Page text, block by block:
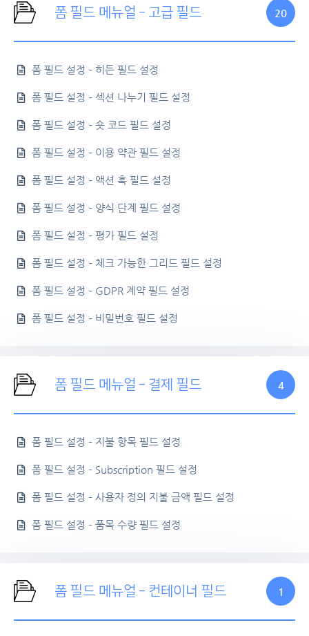
폼 필드 메뉴얼 – 고급 필드 20
폼 필드 설정 – 히든 필드 설정
폼 필드 설정 – 섹션 나누기 필드 설정
폼 필드 설정 – 숏 코드 필드 설정
폼 필드 설정 – 이용 약관 필드 설정
폼 필드 설정 – 액션 훅 필드 설정
폼 필드 설정 – 양식 단계 필드 설정
폼 필드 설정 – 평가 필드 설정
폼 필드 설정 – 체크 가능한 그리드 필드 설정
폼 필드 설정 – GDPR 계약 필드 설정
폼 필드 설정 – 비밀번호 필드 설정
폼 필드 메뉴얼 – 결제 필드 4
폼 필드 설정 – 지불 항목 필드 설정
폼 필드 설정 – Subscription 필드 설정
폼 필드 설정 – 사용자 정의 지불 금액 필드 설정
폼 필드 설정 – 품목 수량 필드 설정
폼 필드 메뉴얼 – 컨테이너 필드 1